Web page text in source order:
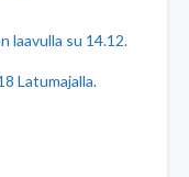
laavulla su 14.12.
Latumajalla.